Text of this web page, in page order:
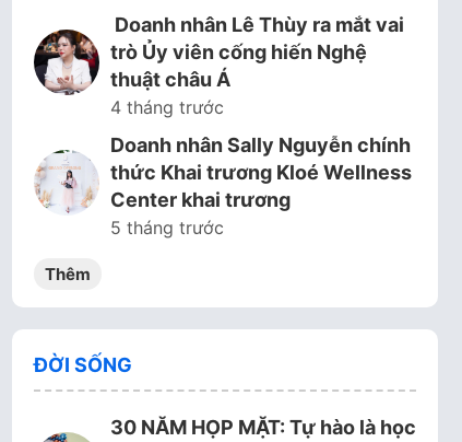
Doanh nhân Lê Thùy ra mắt vai
trò Ủy viên cống hiến Nghệ
thuật châu Á
4 tháng trước
Doanh nhân Sally Nguyễn chính
thức Khai trương Kloé Wellness
Center khai trương
5 tháng trước
Thêm
ĐỜI SỐNG
30 NĂM HỌP MẶT: Tự hào là học